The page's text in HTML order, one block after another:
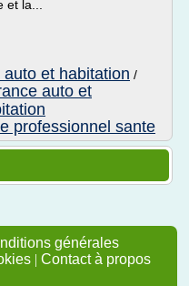
la...
et habitation /
auto et
professionnel sante
générales
| Contact à propos